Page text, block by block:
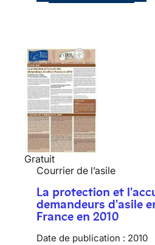
Gratuit
Courrier de l’asile
La protection et
demandeurs d'asile
France en 2010
Date de publication : 2010